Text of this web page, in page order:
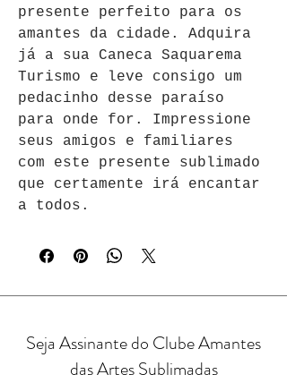
presente perfeito para os
amantes da cidade. Adquira
já a sua Caneca Saquarema
Turismo e leve consigo um
pedacinho desse paraíso
para onde for. Impressione
seus amigos e familiares
com este presente sublimado
que certamente irá encantar
a todos.
Seja Assinante do Clube Amantes
das Artes Sublimadas